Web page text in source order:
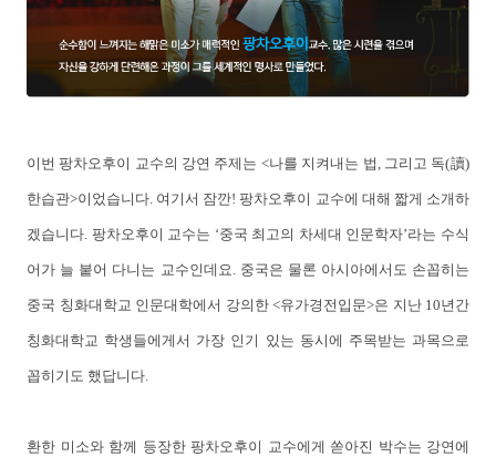
이번 팡차오후이 교수의 강연 주제는 <나를 지켜내는 법, 그리고 독(讀)
한습관>이었습니다. 여기서 잠깐! 팡차오후이 교수에 대해 짧게 소개하
겠습니다. 팡차오후이 교수는 ‘중국 최고의 차세대 인문학자’라는 수식
어가 늘 붙어 다니는 교수인데요. 중국은 물론 아시아에서도 손꼽히는
중국 칭화대학교 인문대학에서 강의한 <유가경전입문>은 지난 10년간
칭화대학교 학생들에게서 가장 인기 있는 동시에 주목받는 과목으로
꼽히기도 했답니다.
환한 미소와 함께 등장한 팡차오후이 교수에게 쏟아진 박수는 강연에